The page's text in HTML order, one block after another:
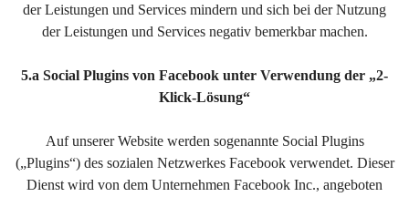
der Leistungen und Services mindern und sich bei der Nutzung
der Leistungen und Services negativ bemerkbar machen.
5.a Social Plugins von Facebook unter Verwendung der „2-
Klick-Lösung“
Auf unserer Website werden sogenannte Social Plugins
(„Plugins“) des sozialen Netzwerkes Facebook verwendet. Dieser
Dienst wird von dem Unternehmen Facebook Inc., angeboten